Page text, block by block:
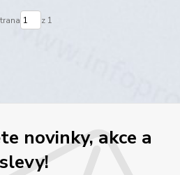
z 1
novinky, akce a
slevy!